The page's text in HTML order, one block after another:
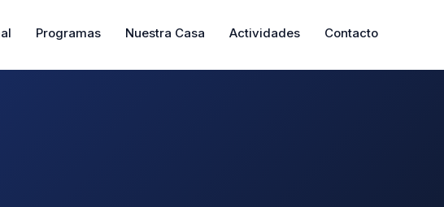
Programas Nuestra Casa Actividades Contacto